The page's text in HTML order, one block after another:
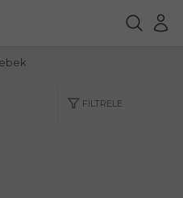
FILTRELE